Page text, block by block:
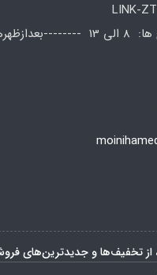
LINK-
الی 19
از تخفیف‌ها و جدیدترین‌های